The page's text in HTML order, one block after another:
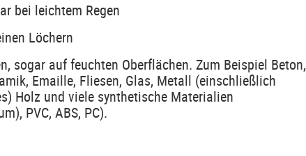
bei leichtem Regen
Löchern
sogar auf feuchten Oberflächen. Zum Beispiel Beton,
Emaille, Fliesen, Glas, Metall (einschließlich
Holz und viele synthetische Materialien
PVC, ABS, PC).